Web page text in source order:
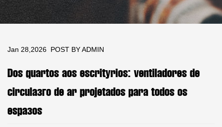
Jan 28,2026 POST BY ADMIN
Dos quartos aos escritórios: ventiladores de
circulação de ar projetados para todos os
espaços